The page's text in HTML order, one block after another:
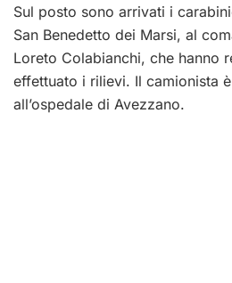
Sul posto sono arrivati i
San Benedetto dei Marsi, al
Loreto Colabianchi, che hanno
effettuato i rilievi. Il camionista
all’ospedale di Avezzano.